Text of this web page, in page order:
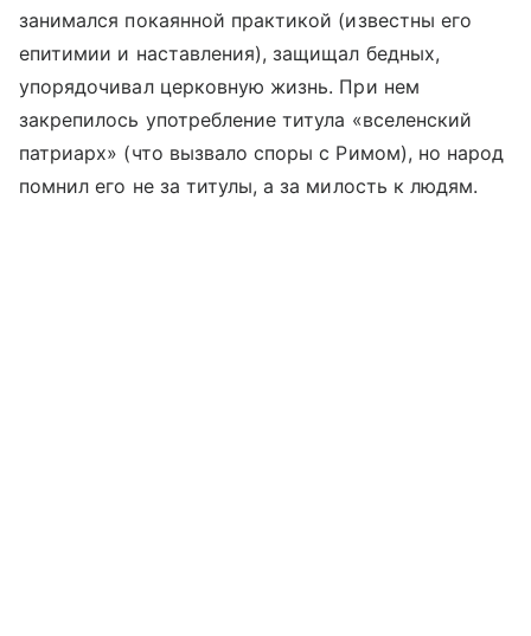
занимался покаянной практикой (известны его
епитимии и наставления), защищал бедных,
упорядочивал церковную жизнь. При нем
закрепилось употребление титула «вселенский
патриарх» (что вызвало споры с Римом), но народ
помнил его не за титулы, а за милость к людям.